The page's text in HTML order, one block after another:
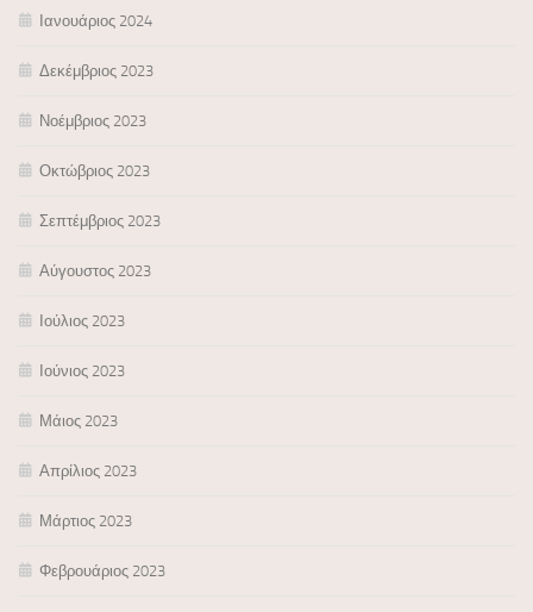
Ιανουάριος 2024
Δεκέμβριος 2023
Νοέμβριος 2023
Οκτώβριος 2023
Σεπτέμβριος 2023
Αύγουστος 2023
Ιούλιος 2023
Ιούνιος 2023
Μάιος 2023
Απρίλιος 2023
Μάρτιος 2023
Φεβρουάριος 2023